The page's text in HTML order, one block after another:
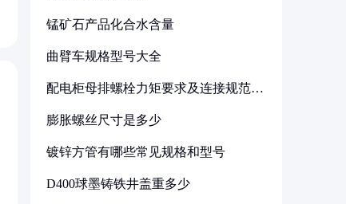
锰矿石产品化合水含量
曲臂车规格型号大全
配电柜母排螺栓力矩要求及连接规范详
膨胀螺丝尺寸是多少
镀锌方管有哪些常见规格和型号
D400球墨铸铁井盖重多少